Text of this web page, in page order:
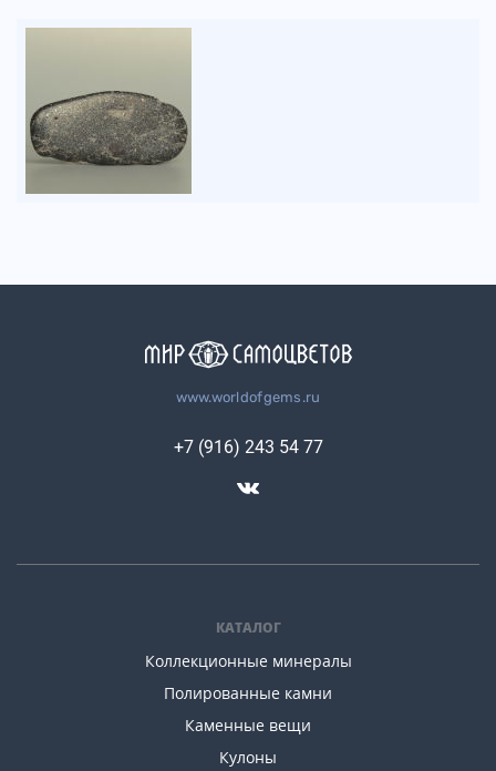
www.worldofgems.ru
КАТАЛОГ
Коллекционные минералы
Полированные камни
Каменные вещи
Кулоны
+7 (916) 243 54 77